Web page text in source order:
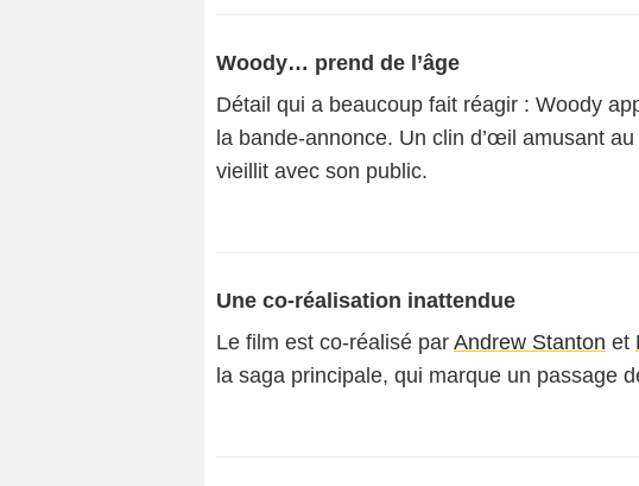
Woody… prend de l’âge
Détail qui a beaucoup fait réagir : Woody
la bande-annonce. Un clin d’œil amusant
vieillit avec son public.
Une co-réalisation inattendue
Le film est co-réalisé par Andrew Stanton et
la saga principale, qui marque un passage